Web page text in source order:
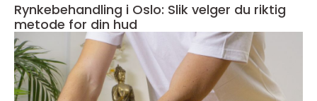
Rynkebehandling i Oslo: Slik velger du riktig
metode for din hud